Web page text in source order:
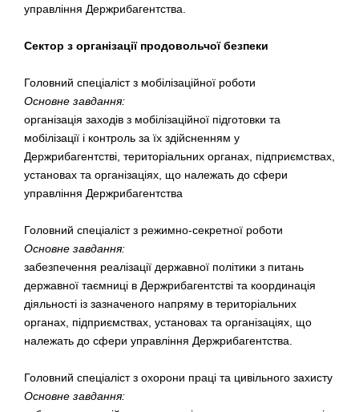
управління Держрибагентства.
Сектор з організації продовольчої безпеки
Головний спеціаліст з мобілізаційної роботи
Основне завдання:
організація заходів з мобілізаційної підготовки та
мобілізації і контроль за їх здійсненням у
Держрибагентстві, територіальних органах, підприємствах,
установах та організаціях, що належать до сфери
управління Держрибагентства
Головний спеціаліст з режимно-секретної роботи
Основне завдання:
забезпечення реалізації державної політики з питань
державної таємниці в Держрибагентстві та координація
діяльності із зазначеного напряму в територіальних
органах, підприємствах, установах та організаціях, що
належать до сфери управління Держрибагентства.
Головний спеціаліст з охорони праці та цивільного захисту
Основне завдання: